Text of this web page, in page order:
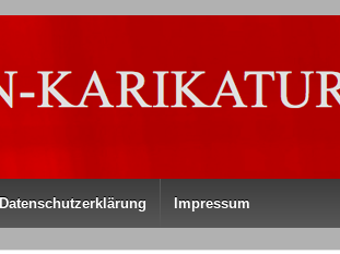
Datenschutzerklärung Impressum